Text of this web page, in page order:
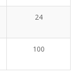
24
100